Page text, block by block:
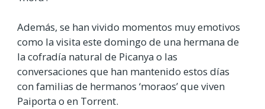
Además, se han vivido momentos muy emotivos
como la visita este domingo de una hermana de
la cofradía natural de Picanya o las
conversaciones que han mantenido estos días
con familias de hermanos ‘moraos’ que viven
Paiporta o en Torrent.